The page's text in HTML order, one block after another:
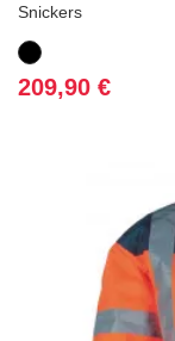
Snickers
Noir
Prix
209,90 €